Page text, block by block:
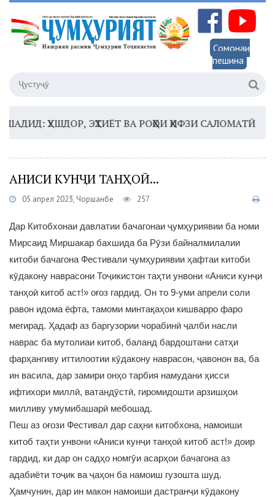
Сомонаи
пешина
ҲУШДОР, ЭҲТИЁТ ВА РОҲҲОИ ҲИФЗИ САЛОМАТӢ
АНИСИ КУНҶИ ТАНҲОӢ...
05 апрел 2023, Чоршанбе 257
Дар Китобхонаи давлатии бачагонаи ҷумҳуриявии ба номи
Мирсаид Миршакар бахшида ба Рӯзи байналмилалии
китоби бачагона Фестивали ҷумҳуриявии ҳафтаи китоби
кӯдакону наврасони Тоҷикистон таҳти унвони «Аниси кунҷи
танҳоӣ китоб аст!» оғоз гардид. Он то 9-уми апрели соли
равон идома ёфта, тамоми минтақаҳои кишварро фаро
мегирад. Ҳадаф аз баргузории чорабинӣ ҷалби насли
наврас ба мутолиаи китоб, баланд бардоштани сатҳи
фарҳангиву иттилоотии кӯдакону наврасон, ҷавонон ва, ба
ин васила, дар замири онҳо тарбия намудани ҳисси
ифтихори миллӣ, ватандӯстӣ, гиромидошти арзишҳои
милливу умумибашарӣ мебошад.
Пеш аз оғози Фестивал дар саҳни китобхона, намоиши
китоб таҳти унвони «Аниси кунҷи танҳоӣ китоб аст!» доир
гардид, ки дар он садҳо номгӯи асарҳои бачагона аз
адабиёти тоҷик ва ҷаҳон ба намоиш гузошта шуд.
Ҳамчунин, дар ин макон намоиши дастранҷи кӯдакону